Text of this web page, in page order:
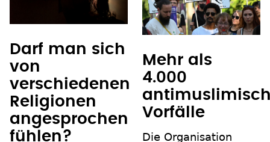
Darf man sich
von
verschiedenen
Religionen
angesprochen
fühlen?
Mehr als
4.000
Vorfälle
Die Organisation